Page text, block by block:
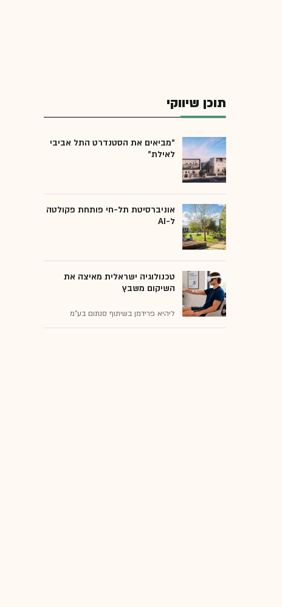
תוכן שיווקי
"מביאים את הסטנדרט התל אביבי
לאילת"
אוניברסיטת תל-חי פותחת פקולטה
ל-AI
טכנולוגיה ישראלית מאיצה את
השיקום משבץ
ליהיא פרידמן בשיתוף סנתום בע"מ